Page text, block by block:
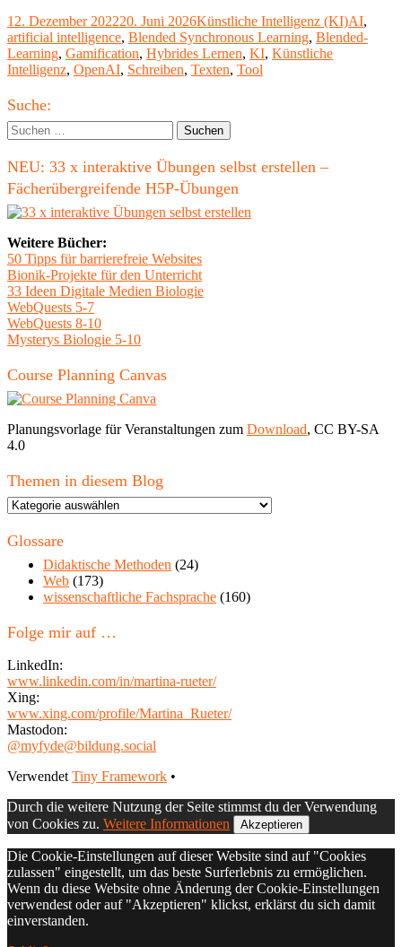
Intelligenz
OpenAI
auf
den
Veröffentlicht
am
12. Dezember 202220. Juni 2026Kategorien
Künstliche Intelligenz (KI)AI,
artificial intelligence, Blended Synchronous Learning, Blended-
Learning, Gamification, Hybrides Lernen, KI, Künstliche
Intelligenz, OpenAI, Schreiben, Texten, Tool
Haupt-
Seitenleiste
Suche:
Suchen
nach:
NEU: 33 x interaktive Übungen selbst erstellen –
Fächerübergreifende H5P-Übungen
Weitere Bücher:
50 Tipps für barrierefreie Websites
Bionik-Projekte für den Unterricht
33 Ideen Digitale Medien Biologie
WebQuests 5-7
WebQuests 8-10
Mysterys Biologie 5-10
Course Planning Canvas
Planungsvorlage für Veranstaltungen zum Download, CC BY-SA
4.0
Themen in diesem Blog
Themen
diesem
Glossare
Didaktische Methoden (24)
Web (173)
wissenschaftliche Fachsprache (160)
Folge mir auf …
LinkedIn:
www.linkedin.com/in/martina-rueter/
Xing:
www.xing.com/profile/Martina_Rueter/
Mastodon:
@myfyde@bildung.social
Footer
Inhalt
Verwendet Tiny Framework •
Durch die weitere Nutzung der Seite stimmst du der Verwendung
von Cookies zu. Weitere Informationen Akzeptieren
Die Cookie-Einstellungen auf dieser Website sind auf "Cookies
zulassen" eingestellt, um das beste Surferlebnis zu ermöglichen.
Wenn du diese Website ohne Änderung der Cookie-Einstellungen
verwendest oder auf "Akzeptieren" klickst, erklärst du sich damit
einverstanden.